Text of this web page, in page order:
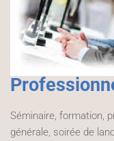
Séminaire, formation,
générale, soirée de